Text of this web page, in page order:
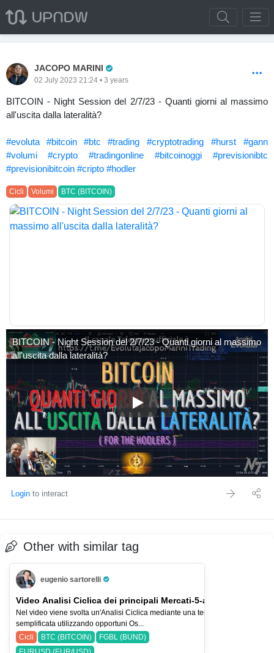
JACOPO MARINI
02 July 2023 21:24 • 3 years
BITCOIN - Night Session del 2/7/23 - Quanti giorni al massimo
all'uscita dalla lateralità?
#evoluta #bitcoin #btc #trading #cryptotrading #hurst
#gann
#volumi
#crypto #tradingonline #bitcoinoggi
#previsionibtc
#previsionibitcoin #cripto #hodler
Cicli Volumi BTC (BITCOIN)
BITCOIN - Night Session del 2/7/23 - Quanti giorni al massimo
all'uscita dalla lateralità?
BITCOIN - Night Session del
Login to interact
Other with similar tag
eugenio sartorelli
Pro Trader
Video Analisi Ciclica dei principali Mercati-5-ago-26
Nel video viene svolta un'Analisi Ciclica mediante una tecnica
semplificata utilizzando opportuni Os...
Cicli
BTC (BITCOIN)
FGBL (BUND)